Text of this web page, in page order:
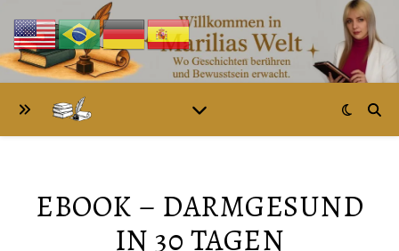
EBOOK – DARMGESUND
IN 30 TAGEN